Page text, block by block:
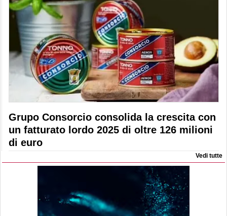
Grupo Consorcio consolida la crescita con
un fatturato lordo 2025 di oltre 126 milioni
di euro
Vedi tutte